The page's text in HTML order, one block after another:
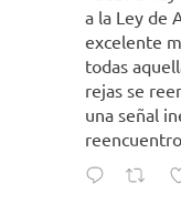
a la Ley de
excelente
todas
rejas se
una señal